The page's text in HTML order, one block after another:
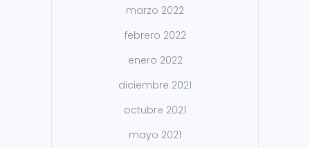
marzo 2022
febrero 2022
enero 2022
diciembre 2021
octubre 2021
mayo 2021